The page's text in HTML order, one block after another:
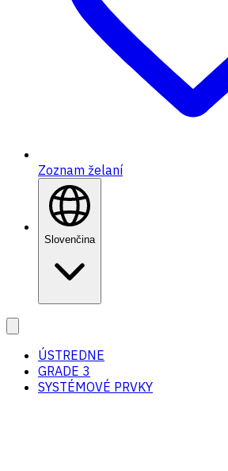
Zoznam želaní
Slovenčina
ÚSTREDNE
GRADE 3
SYSTÉMOVÉ PRVKY